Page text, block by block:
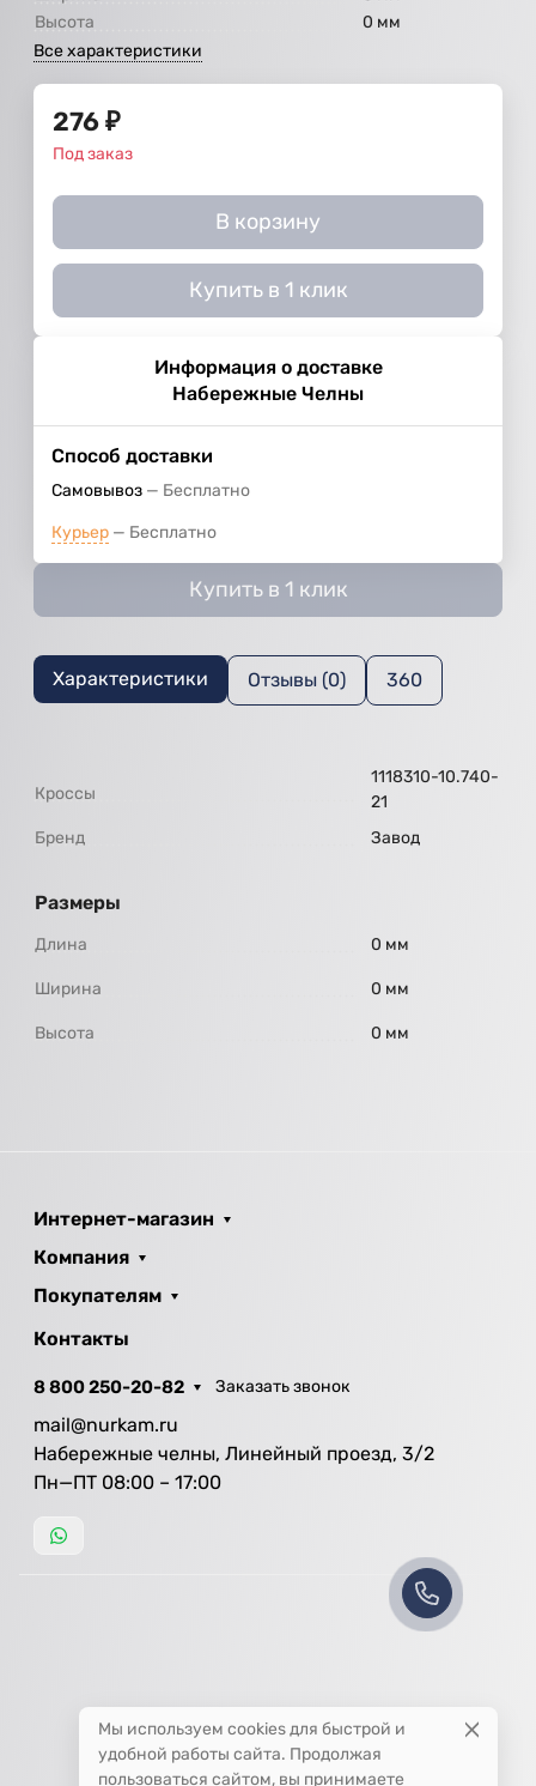
Высота
0 мм
Все характеристики
276 ₽
Под заказ
В корзину
Купить в 1 клик
Информация о доставке
Набережные Челны
Способ доставки
Самовывоз Бесплатно
Курьер Бесплатно
Купить в 1 клик
Характеристики Отзывы (0) 360
Кроссы
1118310-10.740-
21
Бренд
Завод
Размеры
Длина 0 мм
Ширина 0 мм
Высота 0 мм
Интернет-магазин
Компания
Покупателям
Контакты
8 800 250-20-82 Заказать звонок
mail@nurkam.ru
Набережные челны, Линейный проезд, 3/2
Пн—ПТ 08:00 – 17:00
Мы используем cookies для быстрой и
удобной работы сайта. Продолжая
пользоваться сайтом, вы принимаете